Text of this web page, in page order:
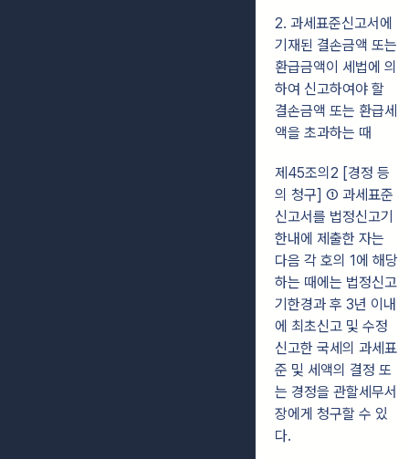
2. 과세표준신고서에
기재된 결손금액 또는
환급금액이 세법에 의
하여 신고하여야 할
결손금액 또는 환급세
액을 초과하는 때
제45조의2 [경정 등
의 청구] ① 과세표준
신고서를 법정신고기
한내에 제출한 자는
다음 각 호의 1에 해당
하는 때에는 법정신고
기한경과 후 3년 이내
에 최초신고 및 수정
신고한 국세의 과세표
준 및 세액의 결정 또
는 경정을 관할세무서
장에게 청구할 수 있
다.